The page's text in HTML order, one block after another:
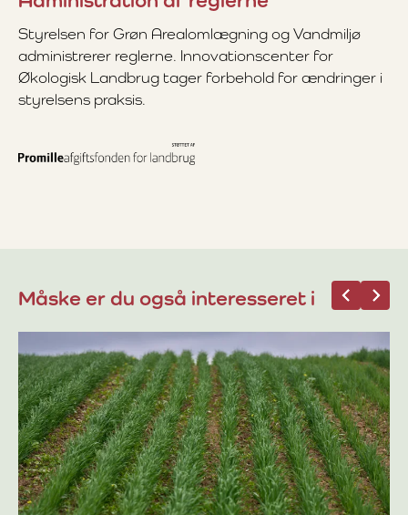
Styrelsen for Grøn Arealomlægning og Vandmiljø
administrerer reglerne. Innovationscenter for
Økologisk Landbrug tager forbehold for ændringer i
styrelsens praksis.
Måske er du også interesseret i